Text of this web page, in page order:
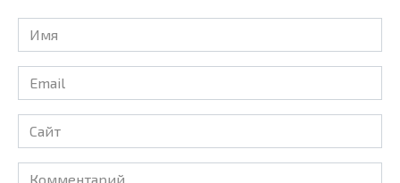
Имя
*
Email
*
Сайт
Комментарий